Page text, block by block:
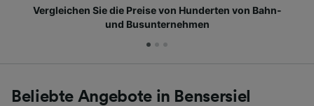
Vergleichen Sie die Preise von Hunderten von Bahn-
und Busunternehmen
Beliebte Angebote in Bensersiel